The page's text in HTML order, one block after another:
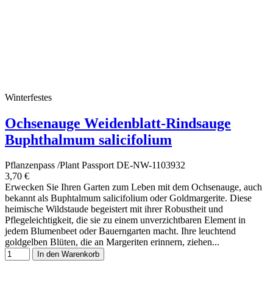
Winterfestes
Ochsenauge Weidenblatt-Rindsauge
Buphthalmum salicifolium
Pflanzenpass /Plant Passport DE-NW-1103932
3,70 €
Erwecken Sie Ihren Garten zum Leben mit dem Ochsenauge, auch
bekannt als Buphtalmum salicifolium oder Goldmargerite. Diese
heimische Wildstaude begeistert mit ihrer Robustheit und
Pflegeleichtigkeit, die sie zu einem unverzichtbaren Element in
jedem Blumenbeet oder Bauerngarten macht. Ihre leuchtend
goldgelben Blüten, die an Margeriten erinnern, ziehen...
In den Warenkorb